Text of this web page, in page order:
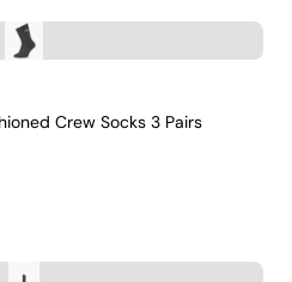
Crew Socks 3 Pairs